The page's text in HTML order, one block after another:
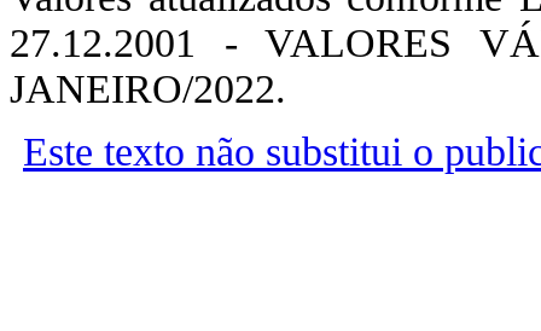
27.12.2001 - VALORES
JANEIRO/2022.
Este texto não substitui o